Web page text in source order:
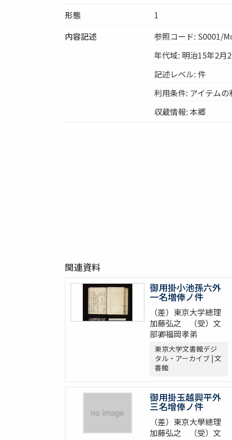
形態
1
内容記述
参照コード: S0001/
年代域: 明治15年2月
記述レベル: 件
利用条件: アイテム
収蔵情報: 本郷
関連資料
御用掛小池孫六外
一名増俸ノ件
（差）東京大学總理
加藤弘之 （受）文
部卿福岡孝弟
東京大学文書館デジ
タル・アーカイブ | 文
書館
御用掛玉越興平外
三名增俸ノ件
（差）東京大學總理
加藤弘之 （受）文